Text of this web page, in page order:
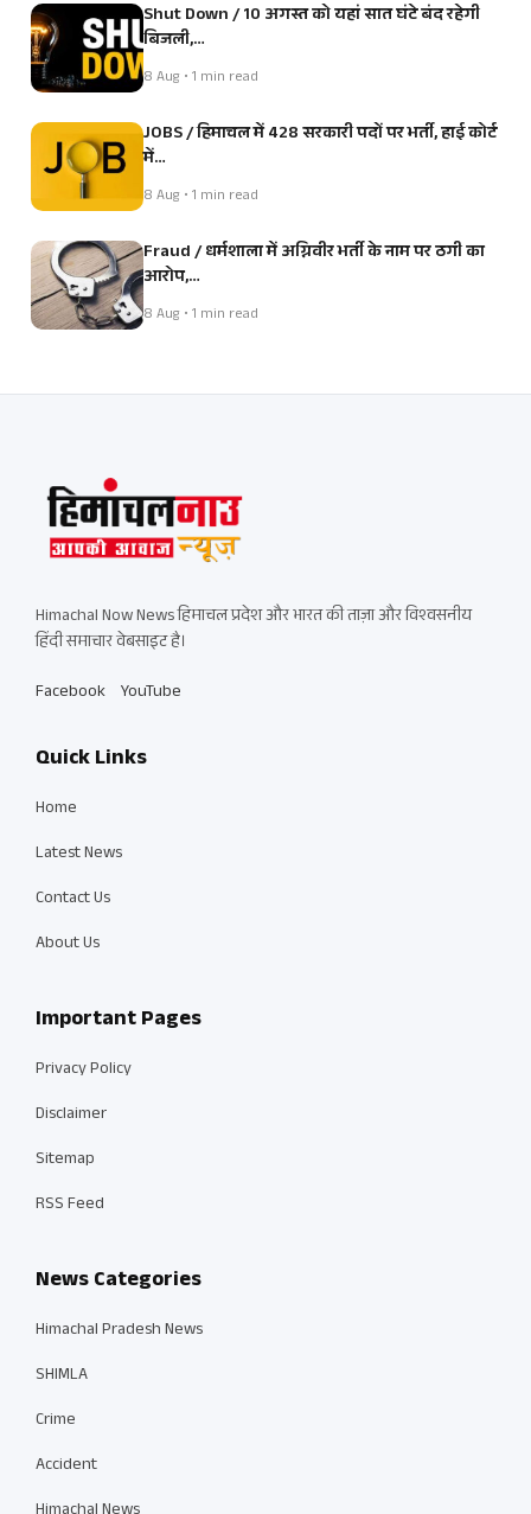
Shut Down / 10 अगस्त को यहां सात घंटे बंद रहेगी
बिजली,…
8 Aug • 1 min read
JOBS / हिमाचल में 428 सरकारी पदों पर भर्ती, हाई कोर्ट
में…
8 Aug • 1 min read
Fraud / धर्मशाला में अग्निवीर भर्ती के नाम पर ठगी का
आरोप,…
8 Aug • 1 min read
Himachal Now News हिमाचल प्रदेश और भारत की ताज़ा और विश्वसनीय
हिंदी समाचार वेबसाइट है।
Facebook YouTube
Quick Links
Home
Latest News
Contact Us
About Us
Important Pages
Privacy Policy
Disclaimer
Sitemap
RSS Feed
News Categories
Himachal Pradesh News
SHIMLA
Crime
Accident